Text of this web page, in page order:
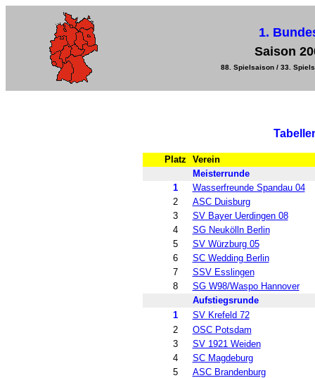
1.
Saison
88. Spielsaison / 33.
Platz
Verein
Meisterrunde
1
Wasserfreunde Spandau 04
2
ASC Duisburg
3
SV Bayer Uerdingen 08
4
SG Neukölln Berlin
5
SV Würzburg 05
6
SC Wedding Berlin
7
SSV Esslingen
8
SG W98/Waspo Hannover
Aufstiegsrunde
1
SV Krefeld 72
2
OSC Potsdam
3
SV 1921 Weiden
4
SC Magdeburg
5
ASC Brandenburg